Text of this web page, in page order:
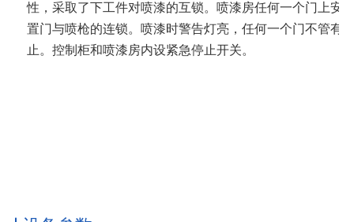
性，采取了下工件对喷漆的互锁。喷漆房任何一个门上安
置门与喷枪的连锁。喷漆时警告灯亮，任何一个门不管有
止。控制柜和喷漆房内设紧急停止开关。